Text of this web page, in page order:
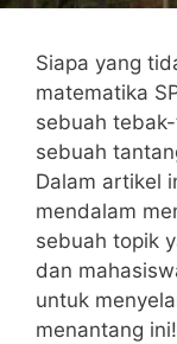
Siapa yang
matematika⁤
sebuah
sebuah
Dalam artikel
mendalam
sebuah topik
dan
untuk
menantang ini!